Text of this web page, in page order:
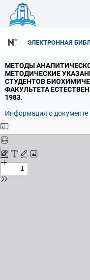
ЭЛЕКТРОННАЯ
МЕТОДЫ
МЕТОДИЧЕСКИЕ
СТУДЕНТОВ
ФАКУЛЬТЕТА
1983.
Информация о документе